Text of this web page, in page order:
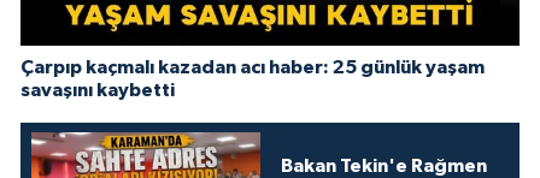
Çarpıp kaçmalı kazadan acı haber: 25 günlük yaşam
savaşını kaybetti
Bakan Tekin'e Rağmen